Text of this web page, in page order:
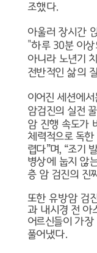
조했다.
아울러 장시간
"하루 30분 이
아니라 노년기
전반적인 삶의
이어진 세션에
암검진의 실전
암 진행 속도가
체력적으로 독
렵다”며, “조기
병상에 눕지 않
층 암 검진의 진
또한 유방암 검
과 내시경 전 아
어르신들이 가
풀어냈다.